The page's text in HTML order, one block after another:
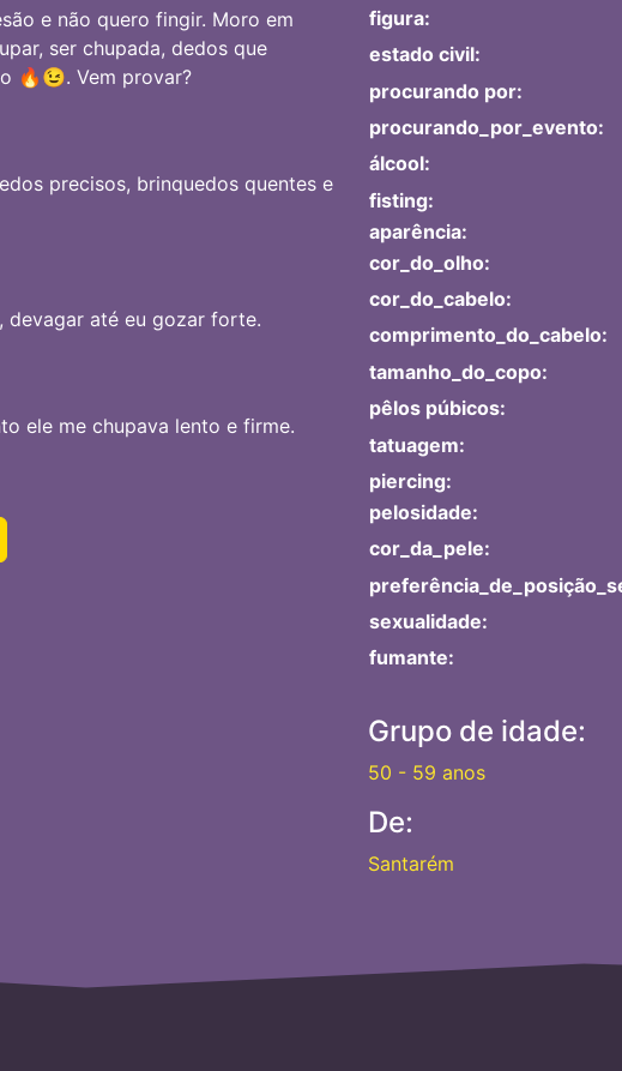
e não quero fingir. Moro em
ser chupada, dedos que
🔥😉. Vem provar?
precisos, brinquedos quentes e
devagar até eu gozar forte.
ele me chupava lento e firme.
figura:
estado civil:
procurando por:
procurando_por_evento:
álcool:
fisting:
aparência:
cor_do_olho:
cor_do_cabelo:
comprimento_do_cabelo:
tamanho_do_copo:
pêlos púbicos:
tatuagem:
piercing:
pelosidade:
cor_da_pele:
sexualidade:
fumante:
Grupo de idade:
50 - 59 anos
De:
Santarém